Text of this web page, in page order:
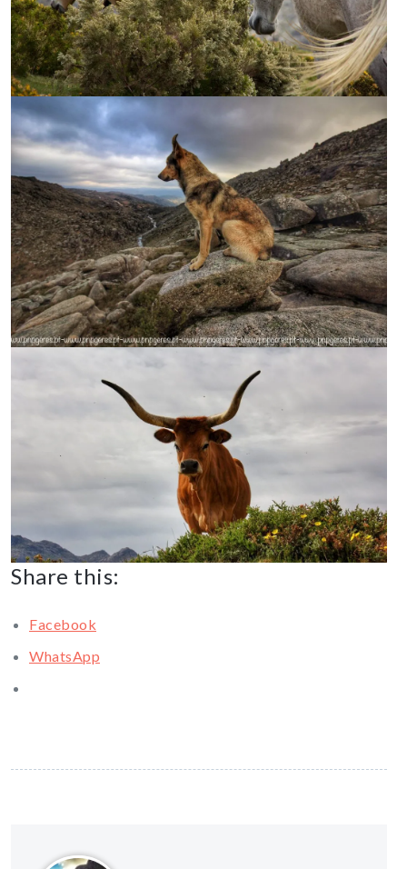
Share this:
Facebook
WhatsApp